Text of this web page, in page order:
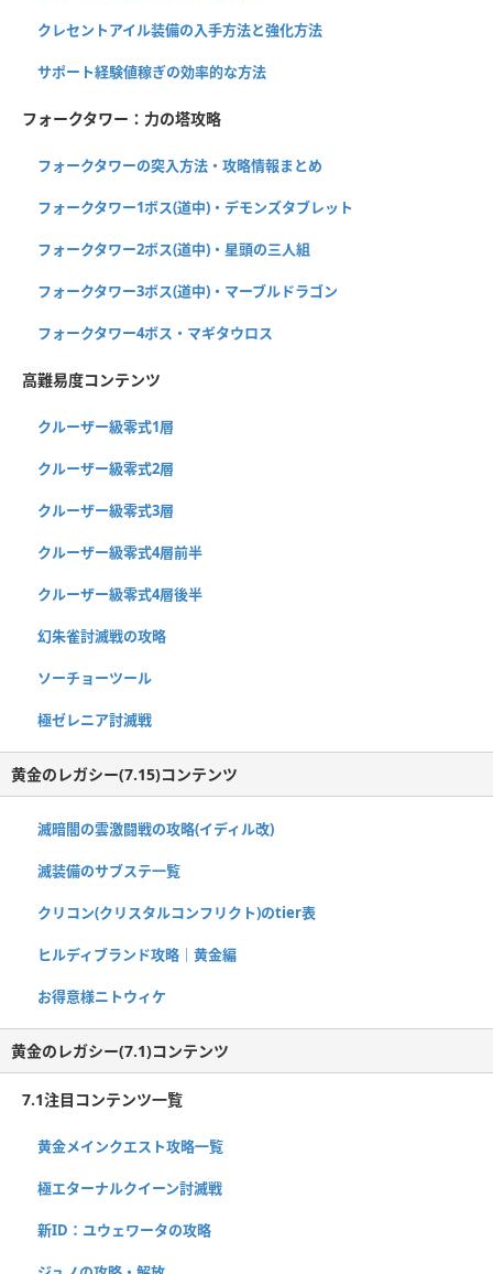
クレセントアイル装備の入手方法と強化方法
サポート経験値稼ぎの効率的な方法
フォークタワー：力の塔攻略
フォークタワーの突入方法・攻略情報まとめ
フォークタワー1ボス(道中)・デモンズタブレット
フォークタワー2ボス(道中)・星頭の三人組
フォークタワー3ボス(道中)・マーブルドラゴン
フォークタワー4ボス・マギタウロス
高難易度コンテンツ
クルーザー級零式1層
クルーザー級零式2層
クルーザー級零式3層
クルーザー級零式4層前半
クルーザー級零式4層後半
幻朱雀討滅戦の攻略
ソーチョーツール
極ゼレニア討滅戦
黄金のレガシー(7.15)コンテンツ
滅暗闇の雲激闘戦の攻略(イディル改)
滅装備のサブステ一覧
クリコン(クリスタルコンフリクト)のtier表
ヒルディブランド攻略｜黄金編
お得意様ニトウィケ
黄金のレガシー(7.1)コンテンツ
7.1注目コンテンツ一覧
黄金メインクエスト攻略一覧
極エターナルクイーン討滅戦
新ID：ユウェワータの攻略